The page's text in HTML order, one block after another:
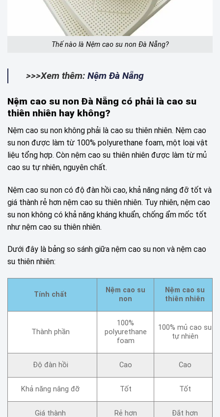
Thế nào là Nệm cao su non Đà Nẵng?
>>>Xem thêm: Nệm Đà Nẵng
Nệm cao su non Đà Nẵng có phải là cao su
thiên nhiên hay không?
Nệm cao su non không phải là cao su thiên nhiên. Nệm cao
su non được làm từ 100% polyurethane foam, một loại vật
liệu tổng hợp. Còn nệm cao su thiên nhiên được làm từ mủ
cao su tự nhiên, nguyên chất.
Nệm cao su non có độ đàn hồi cao, khả năng nâng đỡ tốt và
giá thành rẻ hơn nệm cao su thiên nhiên. Tuy nhiên, nệm cao
su non không có khả năng kháng khuẩn, chống ẩm mốc tốt
như nệm cao su thiên nhiên.
Dưới đây là bảng so sánh giữa nệm cao su non và nệm cao
su thiên nhiên:
Tính chất
Nệm cao su
non
Nệm cao su
thiên nhiên
Thành phần
100%
polyurethane
foam
100% mủ cao su
tự nhiên
Độ đàn hồi Cao Cao
Khả năng nâng đỡ Tốt Tốt
Giá thành Rẻ hơn Đắt hơn